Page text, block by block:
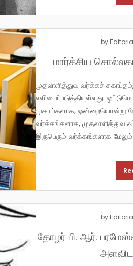
by
மார்க்சிய
முதலாளித்துவ வர்க்கச் சகாப்தம், வர்க்கப் பகைமைகளை
எளிமைப்படுத்தியுள்ளது.
முகாம்களாக, ஒன்றையொன்று
வர்க்கங்களாக, முதலாளித்துவ
இருபெரும் வர்க்கங்களாக மேலும்
by
தோழர் பி. ஆர்.